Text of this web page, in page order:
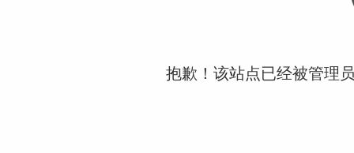
抱歉！该站点已经被管理